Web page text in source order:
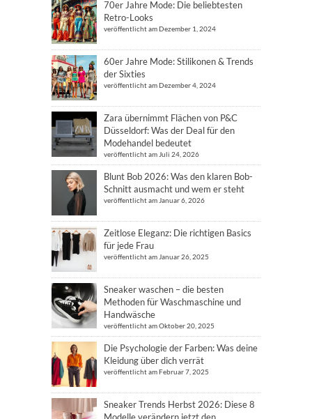
70er Jahre Mode: Die beliebtesten
Retro-Looks
veröffentlicht am Dezember 1, 2024
60er Jahre Mode: Stilikonen & Trends
der Sixties
veröffentlicht am Dezember 4, 2024
Zara übernimmt Flächen von P&C
Düsseldorf: Was der Deal für den
Modehandel bedeutet
veröffentlicht am Juli 24, 2026
Blunt Bob 2026: Was den klaren Bob-
Schnitt ausmacht und wem er steht
veröffentlicht am Januar 6, 2026
Zeitlose Eleganz: Die richtigen Basics
für jede Frau
veröffentlicht am Januar 26, 2025
Sneaker waschen – die besten
Methoden für Waschmaschine und
Handwäsche
veröffentlicht am Oktober 20, 2025
Die Psychologie der Farben: Was deine
Kleidung über dich verrät
veröffentlicht am Februar 7, 2025
Sneaker Trends Herbst 2026: Diese 8